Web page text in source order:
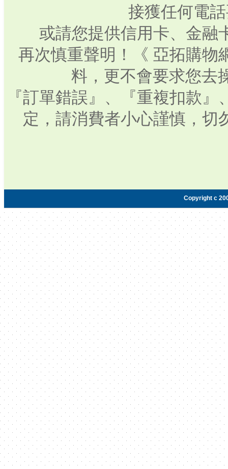
接獲任何電
或請您提供信用卡、金融
再次慎重聲明！《 亞拓購物
料，更不會要求您去
『訂單錯誤』、『重複扣款
定，請消費者小心謹慎，切
Copyright c